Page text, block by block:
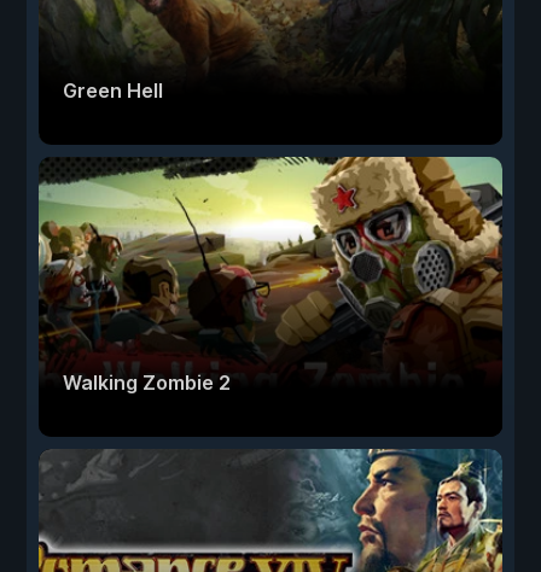
Green Hell
Walking Zombie 2